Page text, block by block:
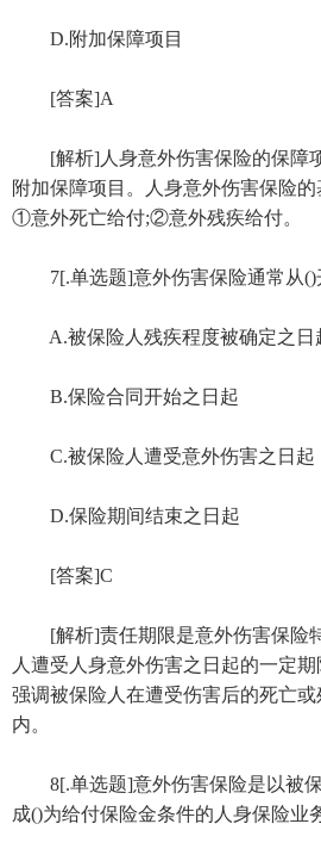
D.附加保障项目
[答案]A
[解析]人身意外伤害保险的保障
附加保障项目。人身意外伤害保险的
①意外死亡给付;②意外残疾给付。
7[.单选题]意外伤害保险通常从()
A.被保险人残疾程度被确定之日
B.保险合同开始之日起
C.被保险人遭受意外伤害之日起
D.保险期间结束之日起
[答案]C
[解析]责任期限是意外伤害保险
人遭受人身意外伤害之日起的一定
强调被保险人在遭受伤害后的死亡
内。
8[.单选题]意外伤害保险是以被保
成()为给付保险金条件的人身保险业